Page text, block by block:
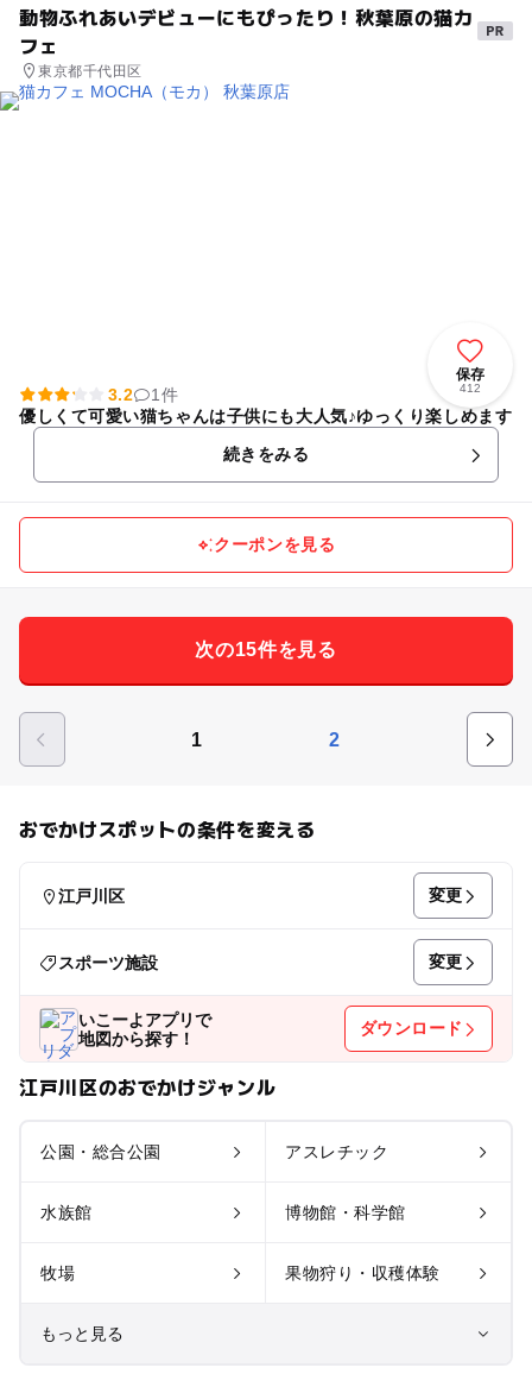
動物ふれあいデビューにもぴったり！秋葉原の猫カ
フェ
東京都千代田区
保存
412
3.2
1件
優しくて可愛い猫ちゃんは子供にも大人気♪ゆっくり楽しめます
続きをみる
クーポンを見る
次の15件を見る
1 2
おでかけスポットの条件を変える
江戸川区 変更
スポーツ施設 変更
いこーよアプリで
地図から探す！
ダウンロード
江戸川区のおでかけジャンル
公園・総合公園 アスレチック
水族館 博物館・科学館
牧場 果物狩り・収穫体験
もっと見る